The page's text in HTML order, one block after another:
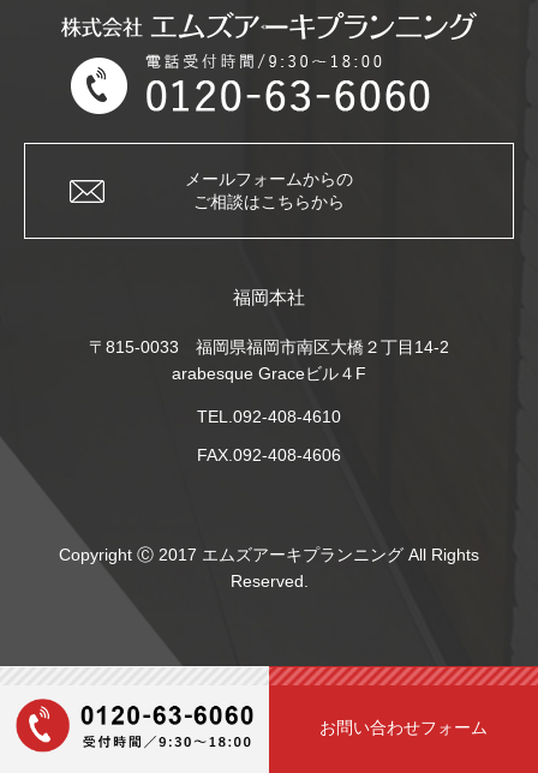
お問い合わせフォーム
メールフォームからの
ご相談はこちらから
福岡本社
〒815-0033 福岡県福岡市南区大橋２丁目14-2
arabesque Graceビル４F
TEL.092-408-4610
FAX.092-408-4606
Copyright Ⓒ 2017 エムズアーキプランニング All Rights
Reserved.